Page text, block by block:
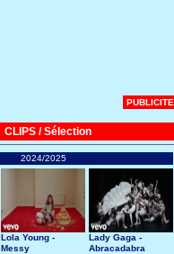
PUBLICITE
CLIPS / Sélection
2024/2025
Lola Young -
Messy
Lady Gaga -
Abracadabra